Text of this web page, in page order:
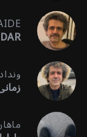
ونداد